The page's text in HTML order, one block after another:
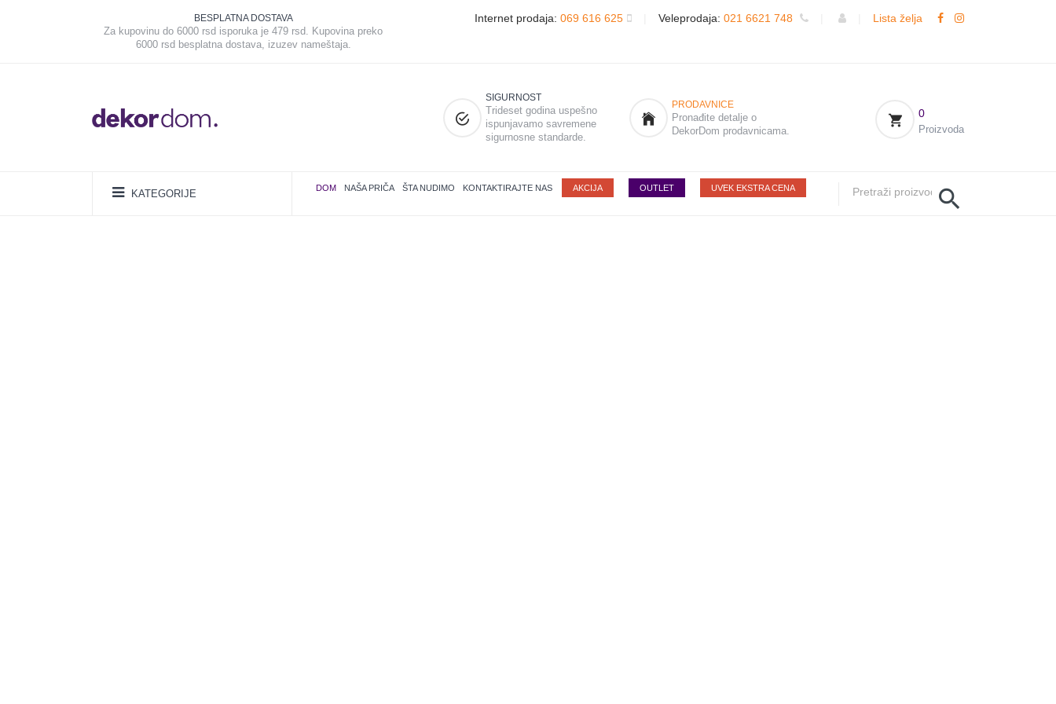
BESPLATNA DOSTAVA
Za kupovinu do 6000 rsd isporuka je 479 rsd. Kupovina preko
6000 rsd besplatna dostava, izuzev nameštaja.
Internet prodaja: 069 616 625 Veleprodaja: 021 6621 748 Lista želja
SIGURNOST
Trideset godina uspešno
ispunjavamo savremene
sigurnosne standarde.
PRODAVNICE
Pronađite detalje o
DekorDom prodavnicama.
0
Proizvoda
KATEGORIJE DOM NAŠA PRIČA ŠTA NUDIMO KONTAKTIRAJTE NAS AKCIJA OUTLET UVEK EKSTRA CENA